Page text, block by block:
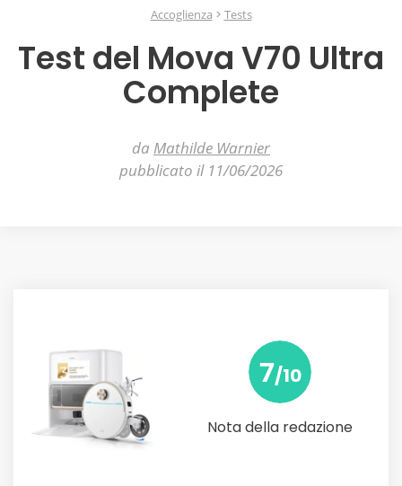
Accoglienza Tests
Test del Mova V70 Ultra
Complete
da Mathilde Warnier
pubblicato il 11/06/2026
7/10
Nota della redazione